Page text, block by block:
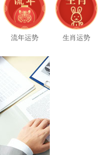
流年运势 生肖运势